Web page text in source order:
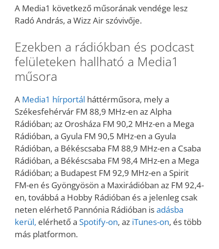
A Media1 következő műsorának vendége lesz
Radó András, a Wizz Air szóvivője.
Ezekben a rádiókban és podcast
felületeken hallható a Media1
műsora
A Media1 hírportál háttérműsora, mely a
Székesfehérvár FM 88,9 MHz-en az Alpha
Rádióban; az Orosháza FM 90,2 MHz-en a Mega
Rádióban, a Gyula FM 90,5 MHz-en a Gyula
Rádióban, a Békéscsaba FM 88,9 MHz-en a Csaba
Rádióban, a Békéscsaba FM 98,4 MHz-en a Mega
Rádióban; a Budapest FM 92,9 MHz-en a Spirit
FM-en és Gyöngyösön a Maxirádióban az FM 92,4-
en, továbbá a Hobby Rádióban és a jelenleg csak
neten elérhető Pannónia Rádióban isadásba
kerül, elérhető a Spotify-on, az iTunes-on, és több
más platformon.